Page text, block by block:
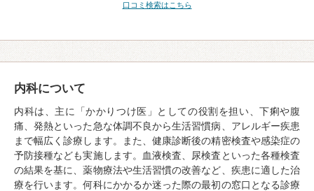
口コミ検索はこちら
内科について
内科は、主に「かかりつけ医」としての役割を担い、下痢や腹
痛、発熱といった急な体調不良から生活習慣病、アレルギー疾患
まで幅広く診療します。また、健康診断後の精密検査や感染症の
予防接種なども実施します。血液検査、尿検査といった各種検査
の結果を基に、薬物療法や生活習慣の改善など、疾患に適した治
療を行います。何科にかかるか迷った際の最初の窓口となる診療